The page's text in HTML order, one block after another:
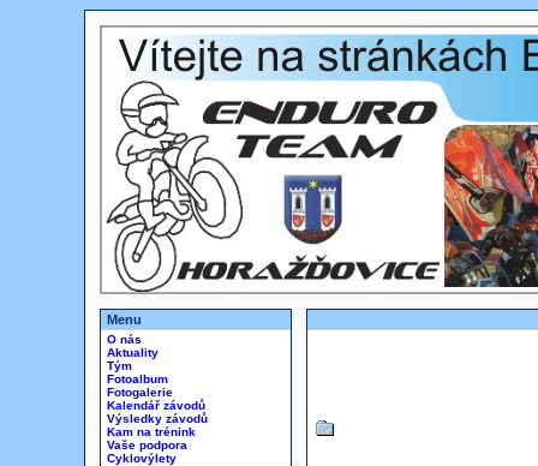
Menu
O nás
Aktuality
Tým
Fotoalbum
Fotogalerie
Kalendář závodů
Výsledky závodů
Kam na trénink
Vaše podpora
Cyklovýlety